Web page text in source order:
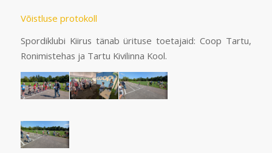
Võistluse protokoll
Spordiklubi Kiirus tänab ürituse toetajaid: Coop Tartu,
Ronimistehas ja Tartu Kivilinna Kool.